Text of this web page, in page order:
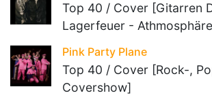
Top 40 / Cover [Gitarren
Lagerfeuer -
Pink Party Plane
Top 40 / Cover [Rock-,
Covershow]